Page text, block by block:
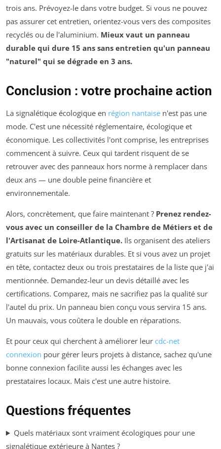
trois ans. Prévoyez-le dans votre budget. Si vous ne pouvez
pas assurer cet entretien, orientez-vous vers des composites
recyclés ou de l'aluminium. Mieux vaut un panneau
durable qui dure 15 ans sans entretien qu'un panneau
"naturel" qui se dégrade en 3 ans.
Conclusion : votre prochaine action
La signalétique écologique en région nantaise n'est pas une
mode. C'est une nécessité réglementaire, écologique et
économique. Les collectivités l'ont comprise, les entreprises
commencent à suivre. Ceux qui tardent risquent de se
retrouver avec des panneaux hors norme à remplacer dans
deux ans — une double peine financière et
environnementale.
Alors, concrètement, que faire maintenant ? Prenez rendez-
vous avec un conseiller de la Chambre de Métiers et de
l'Artisanat de Loire-Atlantique. Ils organisent des ateliers
gratuits sur les matériaux durables. Et si vous avez un projet
en tête, contactez deux ou trois prestataires de la liste que j'ai
mentionnée. Demandez-leur un devis détaillé avec les
certifications. Comparez, mais ne sacrifiez pas la qualité sur
l'autel du prix. Un panneau bien conçu vous servira 15 ans.
Un mauvais, vous coûtera le double en réparations.
Et pour ceux qui cherchent à améliorer leur cdc-net
connexion pour gérer leurs projets à distance, sachez qu'une
bonne connexion facilite aussi les échanges avec les
prestataires locaux. Mais c'est une autre histoire.
Questions fréquentes
Quels matériaux sont vraiment écologiques pour une
signalétique extérieure à Nantes ?